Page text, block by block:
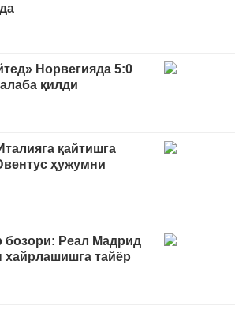
Норвегияда 5:0
қилди
қайтишга
ҳужумни
бозори: Реал Мадрид
тайёр